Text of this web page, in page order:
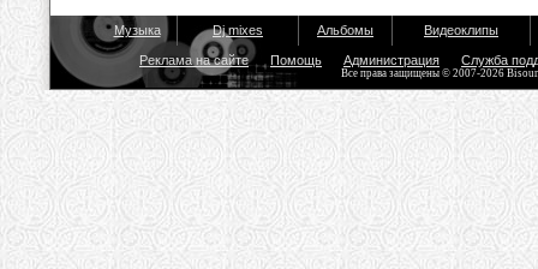
Музыка Dj mixes Альбомы Видеоклипы
Реклама на сайте Помощь Администрация Служба
Все права защищены © 2007-2026